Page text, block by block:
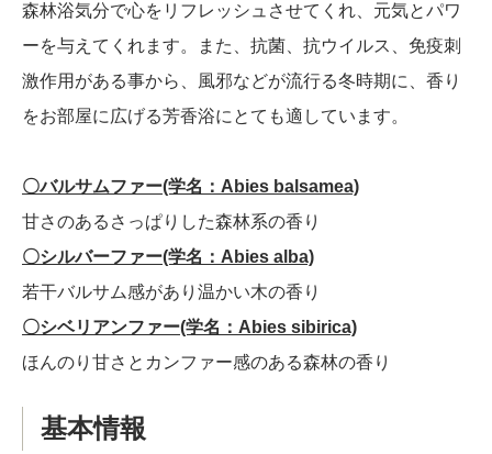
森林浴気分で心をリフレッシュさせてくれ、元気とパワ
ーを与えてくれます。また、抗菌、抗ウイルス、免疫刺
激作用がある事から、風邪などが流行る冬時期に、香り
をお部屋に広げる芳香浴にとても適しています。
〇バルサムファー(学名：Abies balsamea)
甘さのあるさっぱりした森林系の香り
〇シルバーファー(学名：Abies alba)
若干バルサム感があり温かい木の香り
〇シベリアンファー(学名：Abies sibirica)
ほんのり甘さとカンファー感のある森林の香り
基本情報